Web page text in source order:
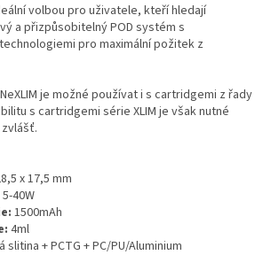
volbou pro uživatele, kteří hledají
a přizpůsobitelný POD systém s
pro maximální požitek z
je možné používat i s cartridgemi z řady
s cartridgemi série XLIM je však nutné
x 17,5 mm
5-40W
1500mAh
4ml
slitina + PCTG + PC/PU/Aluminium